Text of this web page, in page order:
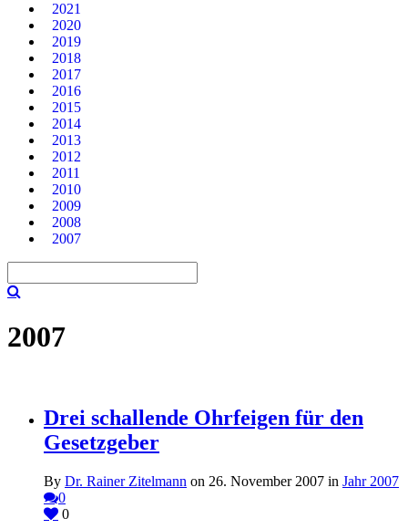
2021
2020
2019
2018
2017
2016
2015
2014
2013
2012
2011
2010
2009
2008
2007
2007
Drei schallende Ohrfeigen für den
Gesetzgeber
By Dr. Rainer Zitelmann on 26. November 2007 in Jahr 2007
0
0